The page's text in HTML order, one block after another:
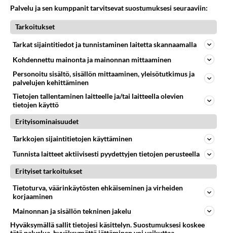
LUETUIMMAT
Muistatko? Kädestä suuhun
rahasalkun Henry-
miljonääriltä
Tiesitkö? Martina Aitolehden
isäpuoli on tämä suosittu
laulaja
Luetuimmat: Aarne Pelkonen
ja Noora Louhimo vihdoinkin
yhdessä - Tätä moni jo odotti
Danny, 83, teki yllättävän
Palvelu ja sen kumppanit tarvitsevat suostumuksesi seuraaviin:
Tarkoitukset
Tarkat sijaintitiedot ja tunnistaminen laitetta skannaamalla
Kohdennettu mainonta ja mainonnan mittaaminen
Personoitu sisältö, sisällön mittaaminen, yleisötutkimus ja
palvelujen kehittäminen
Tietojen tallentaminen laitteelle ja/tai laitteella olevien
tietojen käyttö
Erityisominaisuudet
Tarkkojen sijaintitietojen käyttäminen
Tunnista laitteet aktiivisesti pyydettyjen tietojen perusteella
Erityiset tarkoitukset
Tietoturva, väärinkäytösten ehkäiseminen ja virheiden
korjaaminen
Mainonnan ja sisällön tekninen jakelu
Hyväksymällä sallit tietojesi käsittelyn. Suostumuksesi koskee